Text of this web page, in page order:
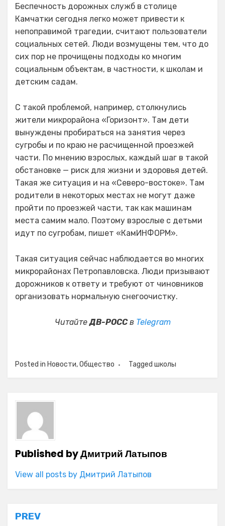
Беспечность дорожных служб в столице
Камчатки сегодня легко может привести к
непоправимой трагедии, считают пользователи
социальных сетей. Люди возмущены тем, что до
сих пор не прочищены подходы ко многим
социальным объектам, в частности, к школам и
детским садам.
С такой проблемой, например, столкнулись
жители микрорайона «Горизонт». Там дети
вынуждены пробираться на занятия через
сугробы и по краю не расчищенной проезжей
части. По мнению взрослых, каждый шаг в такой
обстановке — риск для жизни и здоровья детей.
Такая же ситуация и на «Северо-востоке». Там
родители в некоторых местах не могут даже
пройти по проезжей части, так как машинам
места самим мало. Поэтому взрослые с детьми
идут по сугробам, пишет «КамИНФОРМ».
Такая ситуация сейчас наблюдается во многих
микрорайонах Петропавловска. Люди призывают
дорожников к ответу и требуют от чиновников
организовать нормальную снегоочистку.
ЧитайтеДВ-РОССв Telegram
Posted in Новости,Общество Tagged школы
Published byДмитрий Латыпов
View all posts by Дмитрий Латыпов
Навигация
PREV